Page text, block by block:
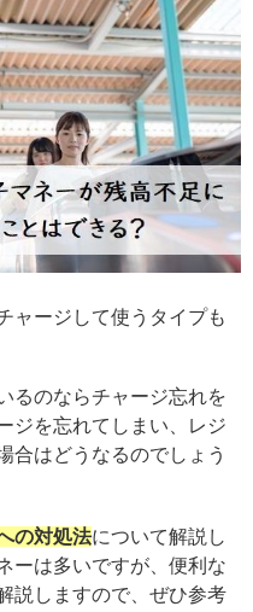
ャージして使うタイプも
るのならチャージ忘れを
ジを忘れてしまい、レジ
合はどうなるのでしょう
の対処法について解説し
ーは多いですが、便利な
説しますので、ぜひ参考